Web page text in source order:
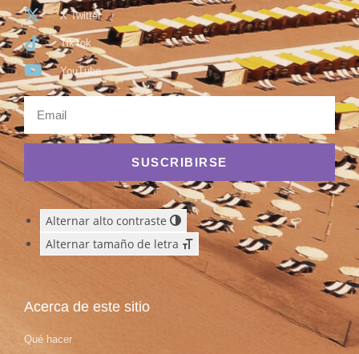
X Twitter
TikTok
YouTube
SUSCRIBIRSE
Alternar alto contraste
Alternar tamaño de letra
Acerca de este sitio
Qué hacer